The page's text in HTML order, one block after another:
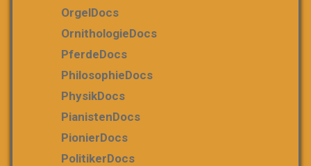
OrgelDocs
OrnithologieDocs
PferdeDocs
PhilosophieDocs
PhysikDocs
PianistenDocs
PionierDocs
PolitikerDocs